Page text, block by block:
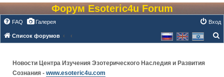
Форум Esoteric4u Forum
FAQ Галерея Вход
Список форумов
Новости Центра Изучения Эзотерического Наследия и Развития
Сознания - www.esoteric4u.com